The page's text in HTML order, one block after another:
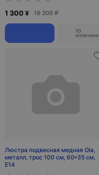
1 300 ¥ 18 200 ₽
10
оплачено
Люстра подвесная медная Ola,
металл, трос 100 см, 60*35 см,
Е14